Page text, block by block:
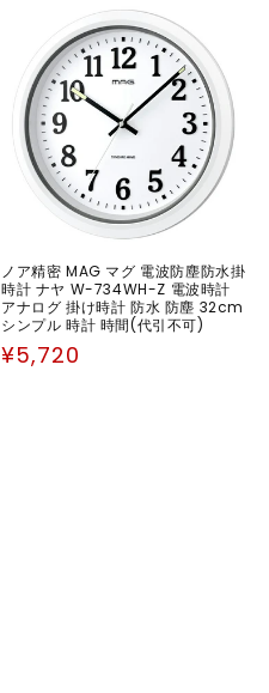
ノア精密 MAG マグ 電波防塵防水掛
時計 ナヤ W-734WH-Z 電波時計
アナログ 掛け時計 防水 防塵 32cm
シンプル 時計 時間(代引不可)
通
¥5,720